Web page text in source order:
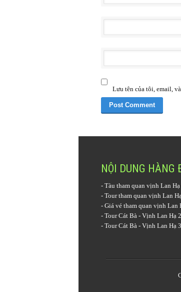
Lưu tên của tôi, email,
NỘI DUNG HÀNG
- Tàu tham quan vịnh Lan Hạ
- Tour tham quan vịnh Lan
- Giá vé tham quan vịnh Lan
- Tour Cát Bà - Vịnh Lan Hạ
- Tour Cát Bà - Vịnh Lan Hạ